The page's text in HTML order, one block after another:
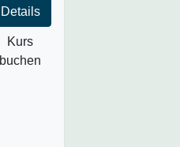
Details
Kurs
buchen